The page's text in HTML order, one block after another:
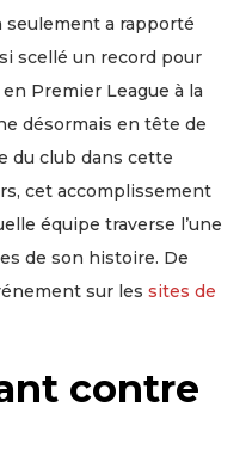
a rapporté
scellé un record pour
Premier League à la
désormais en tête de
du club dans cette
cet accomplissement
équipe traverse l’une
de son histoire. De
sur les sites de
contre